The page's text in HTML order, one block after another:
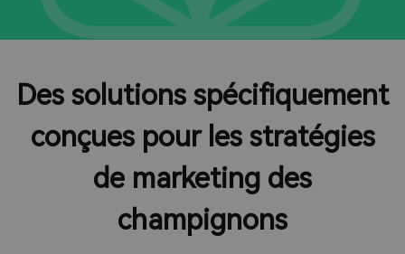
Des solutions spécifiquement
conçues pour les stratégies
de marketing des
champignons